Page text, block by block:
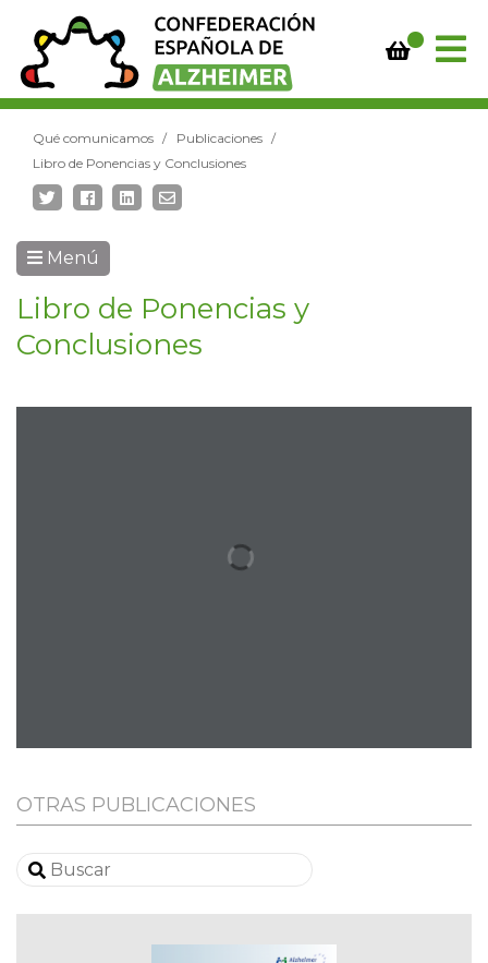
Qué comunicamos
Publicaciones
Libro de Ponencias y Conclusiones
Menú
Libro de Ponencias y
Conclusiones
OTRAS PUBLICACIONES